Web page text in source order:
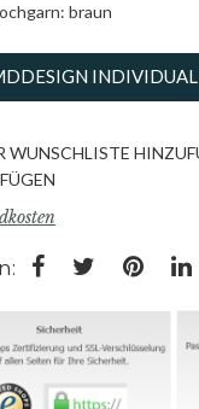
braun
WUNSCHLISTE